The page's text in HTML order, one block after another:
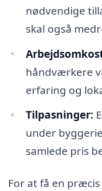
nødvendige
skal også
håndværkere
erfaring og
Tilpasninger:
under
samlede pris
For at få en